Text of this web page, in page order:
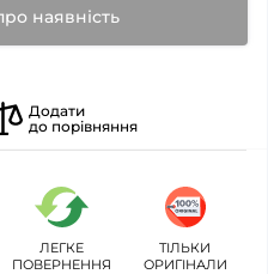
наявність
Додати
до порівняння
ЛЕГКЕ
ПОВЕРНЕННЯ
ТІЛЬКИ
ОРИГІНАЛИ